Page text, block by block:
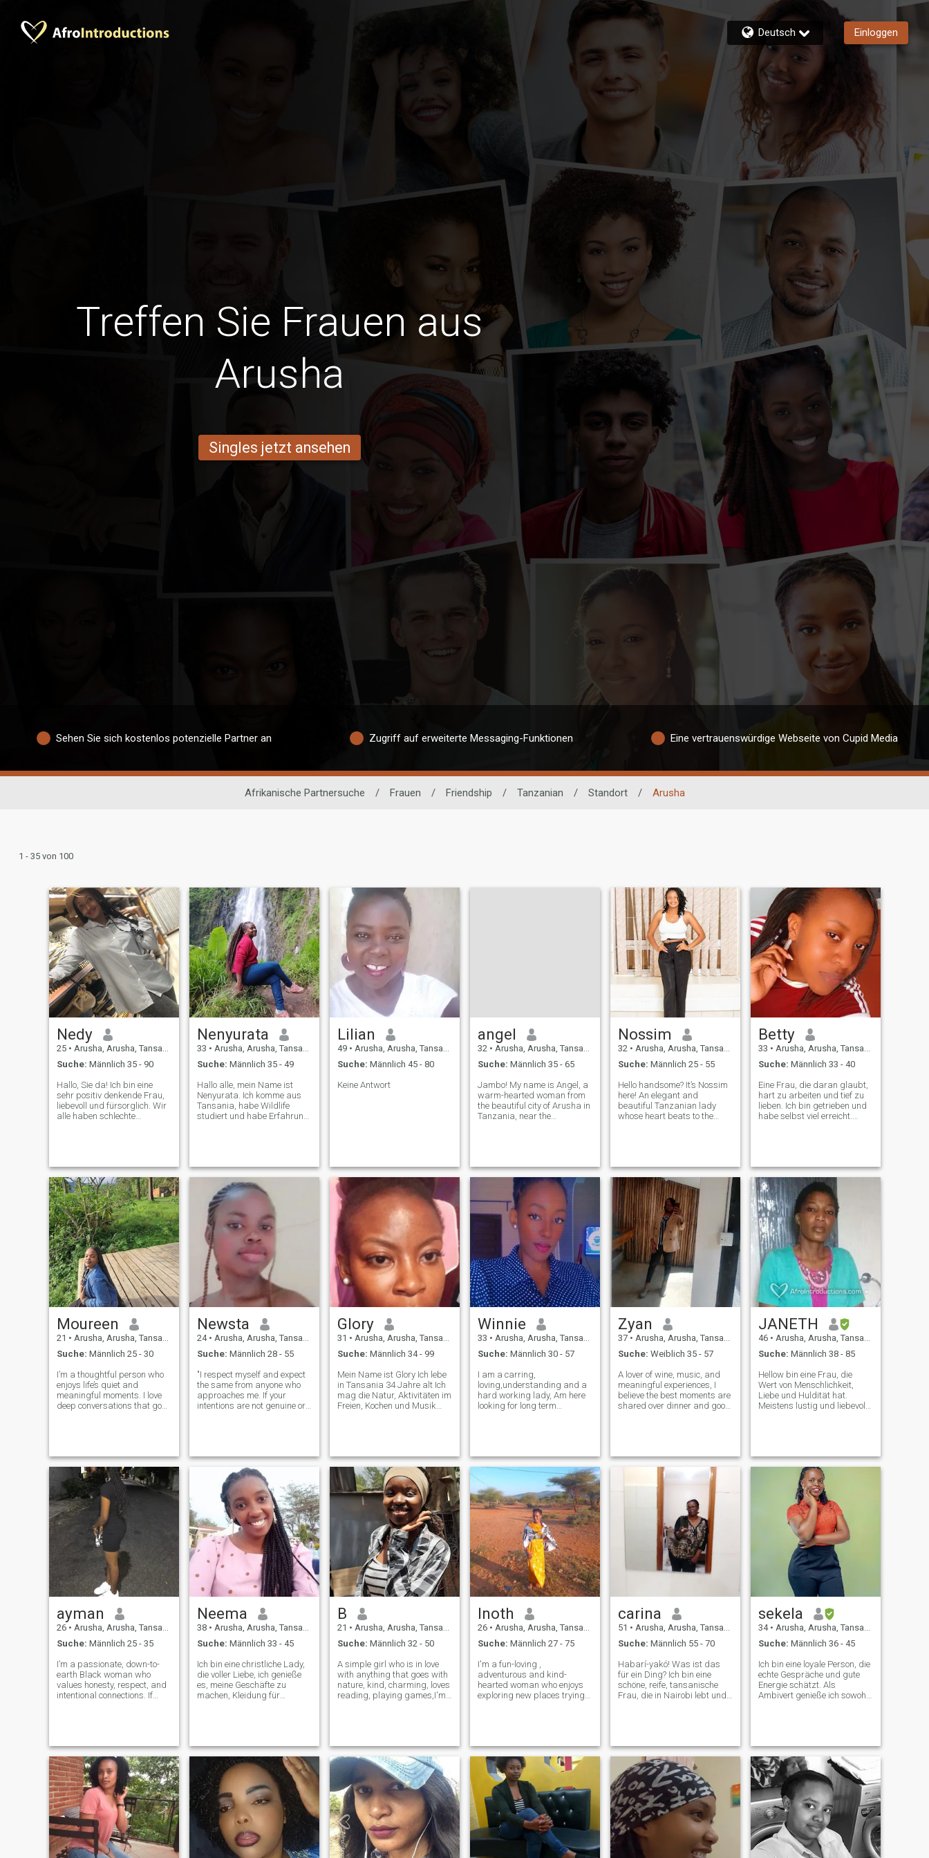
Deutsch Einloggen
Treffen Sie Frauen aus
Arusha
Singles jetzt ansehen
Sehen Sie sich kostenlos potenzielle Partner an Zugriff auf erweiterte Messaging-Funktionen Eine vertrauenswürdige Webseite von Cupid Media
Afrikanische Partnersuche / Frauen / Friendship / Tanzanian / Standort / Arusha
1 - 35 von 100
Nedy
25 • Arusha, Arusha, Tansania
Suche: Männlich 35 - 90
Hallo, Sie da! Ich bin eine
sehr positiv denkende Frau,
liebevoll und fürsorglich. Wir
alle haben schlechte
auf dessen Schulter man
sich stützen kann! Lass die
Leute, die du triffst, lächeln.
Ich liebe coole Musik! Musik
ist Therapie❤️ Nur positive
Vibrationen 🥰😊
Nenyurata
33 • Arusha, Arusha, Tansania
Suche: Männlich 35 - 49
Hallo alle, mein Name ist
Nenyurata. Ich komme aus
Tansania, habe Wildlife
studiert und habe Erfahrung
auf Safari, Reise, gehen und
Sport treiben, kochen, Filme
ansehen, Musik hören, Zeit
mit meiner Familie und
Freunden verbringen.
Lilian
49 • Arusha, Arusha, Tansania
Suche: Männlich 45 - 80
Keine Antwort
angel
32 • Arusha, Arusha, Tansania
Suche: Männlich 35 - 65
Jambo! My name is Angel, a
warm-hearted woman from
the beautiful city of Arusha in
Tanzania, near the
music, sharing laughter, and
spending time with
Nossim
32 • Arusha, Arusha, Tansania
Suche: Männlich 25 - 55
Hello handsome? It’s Nossim
here! An elegant and
beautiful Tanzanian lady
whose heart beats to the
was served with every plate
of pilau and laughter e
Betty
33 • Arusha, Arusha, Tansania
Suche: Männlich 33 - 40
Eine Frau, die daran glaubt,
hart zu arbeiten und tief zu
lieben. Ich bin getrieben und
habe selbst viel erreicht.
werde ich entweder *neue
Hobbys erkunden*, mich mit
Freunden treffen oder einfach
nur zu Hause entspannen.
Ich bin ein großer glaube
daran, die kleinen Momente
zu genießen – ob es sich um
ein Date im Café, eine
spontane Reise oder einen
Abend mit gutem Essen und
Musik handelt. Ich liebe tiefe,
bedeutungsvolle Gespräche,
aber ich lache auch gern und
bin spontan. Im Leben dreht
und ich suche jemanden, der
mithalten und noch mehr
Freude daran machen kann.
Moureen
21 • Arusha, Arusha, Tansania
Suche: Männlich 25 - 30
I’m a thoughtful person who
enjoys life’s quiet and
meaningful moments. I love
deep conversations that go
curious heart and a calm
spirit. I enjoy d
Newsta
24 • Arusha, Arusha, Tansania
Suche: Männlich 28 - 55
"I respect myself and expect
the same from anyone who
approaches me. If your
intentions are not genuine or
and I love growing — whether
Glory
31 • Arusha, Arusha, Tansania
Suche: Männlich 34 - 99
Mein Name ist Glory Ich lebe
in Tansania 34 Jahre alt Ich
mag die Natur, Aktivitäten im
Freien, Kochen und Musik
emotionaler Reife,
Freundlichkeit, Respekt und
Ehrlichkeit. Echte Verbindung
ist wichtiger als Perfektion.
Winnie
33 • Arusha, Arusha, Tansania
Suche: Männlich 30 - 57
I am a carring,
loving,understanding and a
hard working lady, Am here
looking for long term
pictures. I’m not here for
funny only fo
Zyan
37 • Arusha, Arusha, Tansania
Suche: Weiblich 35 - 57
A lover of wine, music, and
meaningful experiences, I
believe the best moments are
shared over dinner and good
enjoys exploring the world —
JANETH
46 • Arusha, Arusha, Tansania
Suche: Männlich 38 - 85
Hellow bin eine Frau, die
Wert von Menschlichkeit,
Liebe und Huldität hat.
Meistens lustig und liebevoll
nach ehrlichem Mann Gott
Angst, die Frauen und alle
respektiert.
ayman
26 • Arusha, Arusha, Tansania
Suche: Männlich 25 - 35
I’m a passionate, down-to-
earth Black woman who
values honesty, respect, and
intentional connections. If
waste mine, I won’t hesitate
Neema
38 • Arusha, Arusha, Tansania
Suche: Männlich 33 - 45
Ich bin eine christliche Lady,
die voller Liebe, ich genieße
es, meine Geschäfte zu
machen, Kleidung für
Dame, ich kann mit
verschiedenen Umgebungen
umgehen. Ich liebe es,
gesund zu essen.
B
21 • Arusha, Arusha, Tansania
Suche: Männlich 32 - 50
A simple girl who is in love
with anything that goes with
nature, kind, charming, loves
reading, playing games,I'm
my family and dear ones
Inoth
26 • Arusha, Arusha, Tansania
Suche: Männlich 27 - 75
I'm a fun-loving ,
adventurous and kind-
hearted woman who enjoys
exploring new places trying
spontaneous weekend
getaway,I love making the
most of every momen
carina
51 • Arusha, Arusha, Tansania
Suche: Männlich 55 - 70
Habarí-yakó! Was ist das
für ein Ding? Ich bin eine
schöne, reife, tansanische
Frau, die in Nairobi lebt und
Reise hat mich zu jemandem
geformt, der Ehrlichkeit,
Freundlichkeit und
emotionale Reife schätzt. Ich
trage mich mit Zuversicht,
aber mein Herz bleibt warm,
pflegend und offen für Liebe.
Das Leben in Kenia und die
tiefe Verbindung zu meinen
Wurzeln in Tansania haben
mir das Beste aus beiden
sekela
34 • Arusha, Arusha, Tansania
Suche: Männlich 36 - 45
Ich bin eine loyale Person, die
echte Gespräche und gute
Energie schätzt. Als
Ambivert genieße ich sowohl
Erfahrungen zu machen und
gelegentlich in der Küche
kreativ zu werden.